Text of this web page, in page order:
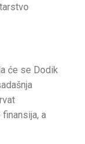
će se Dodik
a